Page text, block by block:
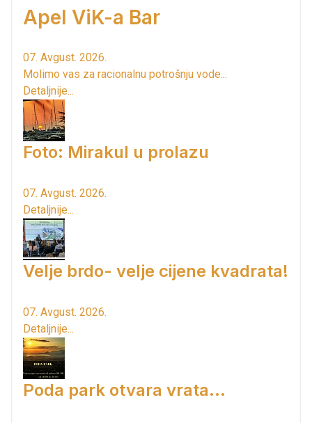
Apel ViK-a Bar
07. Avgust. 2026.
Molimo vas za racionalnu potrošnju vode...
Detaljnije...
Foto: Mirakul u prolazu
07. Avgust. 2026.
Detaljnije...
Velje brdo- velje cijene kvadrata!
07. Avgust. 2026.
Detaljnije...
Poda park otvara vrata...